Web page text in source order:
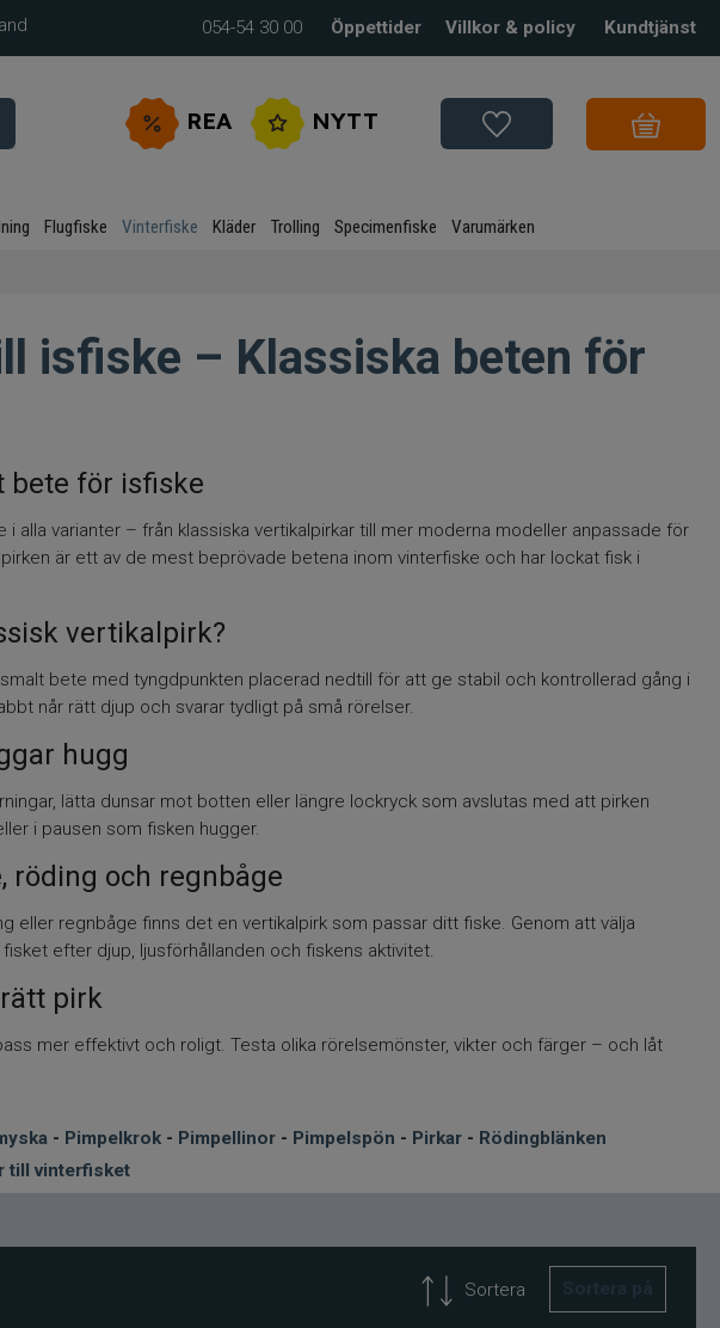
054-54 30 00 Öppettider Villkor & policy Kundtjänst
REA NYTT
Flugfiske Vinterfiske Kläder Trolling Specimenfiske Varumärken
isfiske – Klassiska beten för
för isfiske
i alla varianter – från klassiska vertikalpirkar till mer moderna modeller anpassade för
är ett av de mest beprövade betena inom vinterfiske och har lockat fisk i
vertikalpirk?
bete med tyngdpunkten placerad nedtill för att ge stabil och kontrollerad gång i
når rätt djup och svarar tydligt på små rörelser.
hugg
lätta dunsar mot botten eller längre lockryck som avslutas med att pirken
i pausen som fisken hugger.
röding och regnbåge
eller regnbåge finns det en vertikalpirk som passar ditt fiske. Genom att välja
efter djup, ljusförhållanden och fiskens aktivitet.
pirk
mer effektivt och roligt. Testa olika rörelsemönster, vikter och färger – och låt
- Pimpelkrok- Pimpellinor- Pimpelspön - Pirkar- Rödingblänken
till vinterfisket
Sortera